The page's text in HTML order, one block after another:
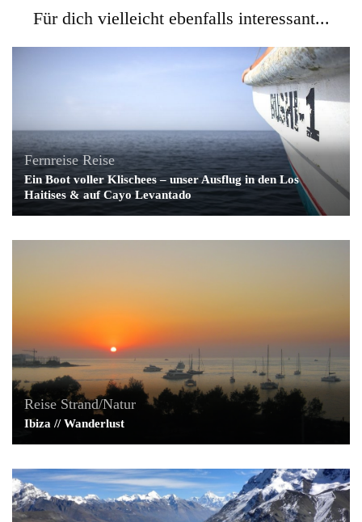
Für dich vielleicht ebenfalls interessant...
Fernreise Reise
Ein Boot voller Klischees – unser Ausflug in den Los
Haitises & auf Cayo Levantado
Reise Strand/Natur
Ibiza // Wanderlust